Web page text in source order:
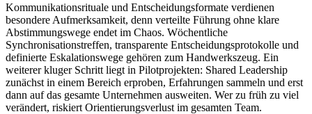
Kommunikationsrituale und Entscheidungsformate verdienen
besondere Aufmerksamkeit, denn verteilte Führung ohne klare
Abstimmungswege endet im Chaos. Wöchentliche
Synchronisationstreffen, transparente Entscheidungsprotokolle und
definierte Eskalationswege gehören zum Handwerkszeug. Ein
weiterer kluger Schritt liegt in Pilotprojekten: Shared Leadership
zunächst in einem Bereich erproben, Erfahrungen sammeln und erst
dann auf das gesamte Unternehmen ausweiten. Wer zu früh zu viel
verändert, riskiert Orientierungsverlust im gesamten Team.